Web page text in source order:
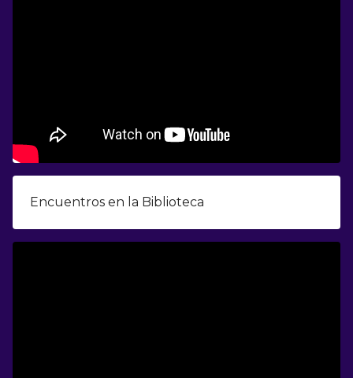
Encuentros en la Biblioteca